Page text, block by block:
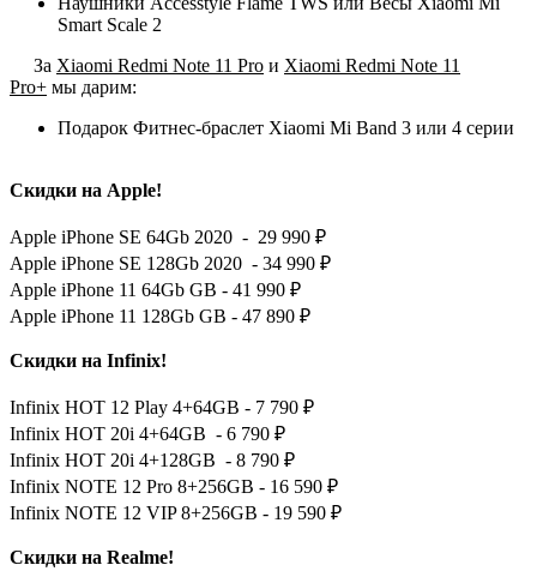
Smart Scale 2
За Xiaomi Redmi Note 11 Pro и Xiaomi Redmi Note 11
Pro+ мы дарим:
Подарок Фитнес-браслет Xiaomi Mi Band 3 или 4 серии
Скидки на Apple!
Apple iPhone SE 64Gb 2020 - 29 990 ₽
Apple iPhone SE 128Gb 2020 - 34 990 ₽
Apple iPhone 11 64Gb GB - 41 990 ₽
Apple iPhone 11 128Gb GB - 47 890 ₽
Скидки на Infinix!
Infinix HOT 12 Play 4+64GB - 7 790 ₽
Infinix HOT 20i 4+64GB - 6 790 ₽
Infinix HOT 20i 4+128GB - 8 790 ₽
Infinix NOTE 12 Pro 8+256GB - 16 590 ₽
Infinix NOTE 12 VIP 8+256GB - 19 590 ₽
Скидки на Realme!